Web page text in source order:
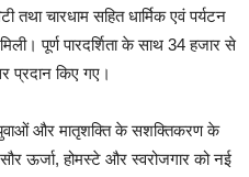
तथा चारधाम सहित धार्मिक एवं पर्यटन
पूर्ण पारदर्शिता के साथ 34 हजार से
प्रदान किए गए।
युवाओं और मातृशक्ति के सशक्तिकरण के
ऊर्जा, होमस्टे और स्वरोजगार को नई